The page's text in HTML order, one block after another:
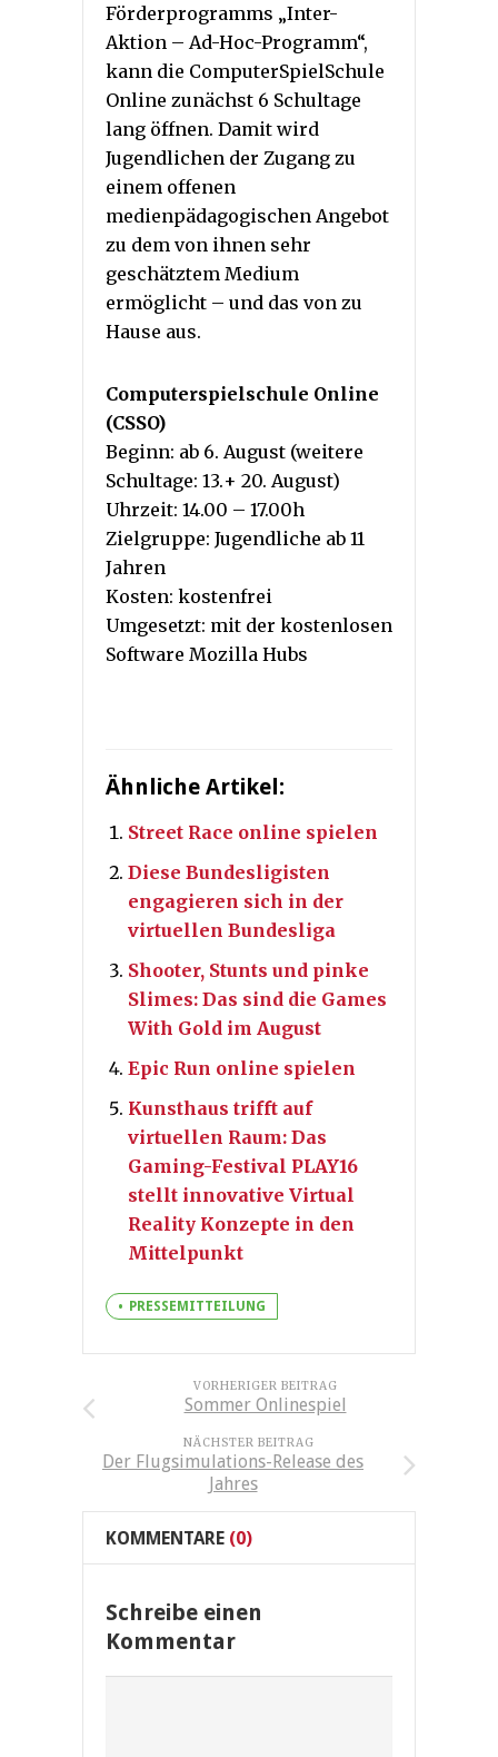
Förderprogramms „Inter-
Aktion – Ad-Hoc-Programm“,
kann die ComputerSpielSchule
Online zunächst 6 Schultage
lang öffnen. Damit wird
Jugendlichen der Zugang zu
einem offenen
medienpädagogischen Angebot
zu dem von ihnen sehr
geschätztem Medium
ermöglicht – und das von zu
Hause aus.
Computerspielschule Online
(CSSO)
Beginn: ab 6. August (weitere
Schultage: 13.+ 20. August)
Uhrzeit: 14.00 – 17.00h
Zielgruppe: Jugendliche ab 11
Jahren
Kosten: kostenfrei
Umgesetzt: mit der kostenlosen
Software Mozilla Hubs
Ähnliche Artikel:
Street Race online spielen
Diese Bundesligisten
engagieren sich in der
virtuellen Bundesliga
Shooter, Stunts und pinke
Slimes: Das sind die Games
With Gold im August
Epic Run online spielen
Kunsthaus trifft auf
virtuellen Raum: Das
Gaming-Festival PLAY16
stellt innovative Virtual
Reality Konzepte in den
Mittelpunkt
PRESSEMITTEILUNG
VORHERIGER BEITRAG
Sommer Onlinespiel
NÄCHSTER BEITRAG
Der Flugsimulations-Release des
Jahres
KOMMENTARE (0)
Schreibe einen
Kommentar